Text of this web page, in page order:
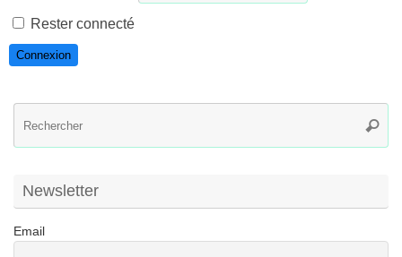
Rester connecté
Connexion
Newsletter
Email